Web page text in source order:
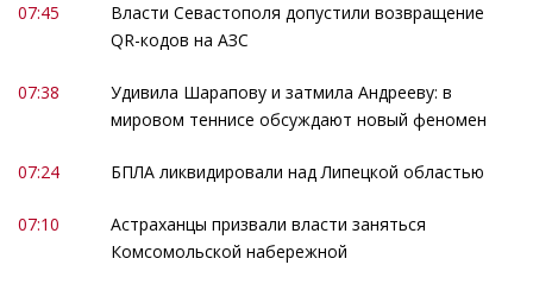
07:45
Власти Севастополя допустили возвращение
QR-кодов на АЗС
07:38
Удивила Шарапову и затмила Андрееву: в
мировом теннисе обсуждают новый феномен
07:24 БПЛА ликвидировали над Липецкой областью
07:10
Астраханцы призвали власти заняться
Комсомольской набережной